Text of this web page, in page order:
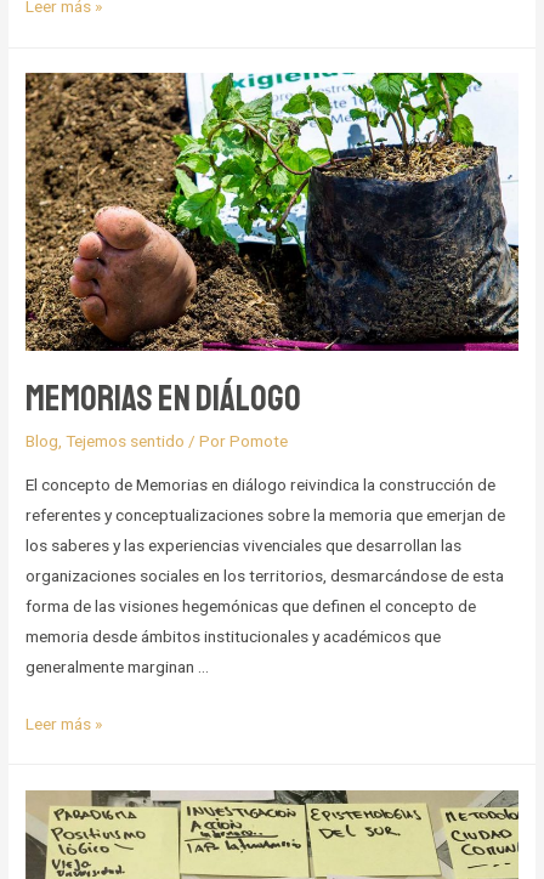
Movice
Cauca
–
Popayán
y
Santander
de
Quilichao
Leer más »
Memorias en diálogo
Blog,Tejemos sentido / PorPomote
El concepto de Memorias en diálogo reivindica la construcción de
referentes y conceptualizaciones sobre la memoria que emerjan de
los saberes y las experiencias vivenciales que desarrollan las
organizaciones sociales en los territorios, desmarcándose de esta
forma de las visiones hegemónicas que definen el concepto de
memoria desde ámbitos institucionales y académicos que
generalmente marginan …
Memorias
Leer más »